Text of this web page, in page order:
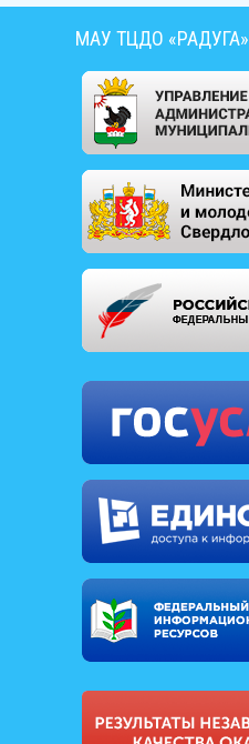
МАУ ТЦДО «РАДУГА»